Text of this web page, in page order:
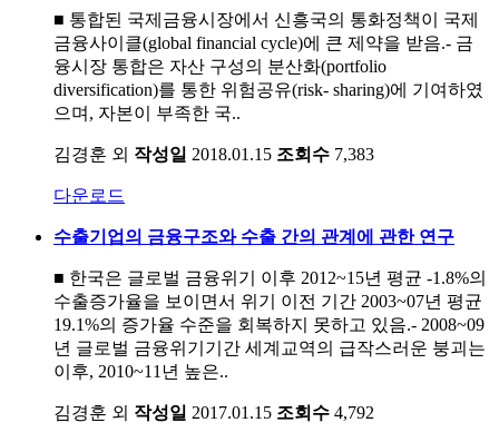
■ 통합된 국제금융시장에서 신흥국의 통화정책이 국제
금융사이클(global financial cycle)에 큰 제약을 받음.- 금
융시장 통합은 자산 구성의 분산화(portfolio
diversification)를 통한 위험공유(risk- sharing)에 기여하였
으며, 자본이 부족한 국..
김경훈 외 작성일 2018.01.15 조회수 7,383
다운로드
수출기업의 금융구조와 수출 간의 관계에 관한 연구
■ 한국은 글로벌 금융위기 이후 2012~15년 평균 -1.8%의
수출증가율을 보이면서 위기 이전 기간 2003~07년 평균
19.1%의 증가율 수준을 회복하지 못하고 있음.- 2008~09
년 글로벌 금융위기기간 세계교역의 급작스러운 붕괴는
이후, 2010~11년 높은..
김경훈 외 작성일 2017.01.15 조회수 4,792